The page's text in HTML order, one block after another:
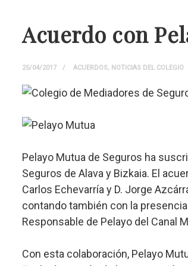
Acuerdo con
25/04/2017 ACUERDOS NOTICIAS DEL COLEGIO
Pelayo Mutua de Seguros ha
Seguros de Alava y Bizkaia. El
Carlos Echevarría y D. Jorge
contando también con la
Responsable de Pelayo del Canal
Con esta colaboración, Pelayo